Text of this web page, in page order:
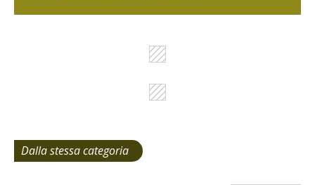
Dalla stessa categoria